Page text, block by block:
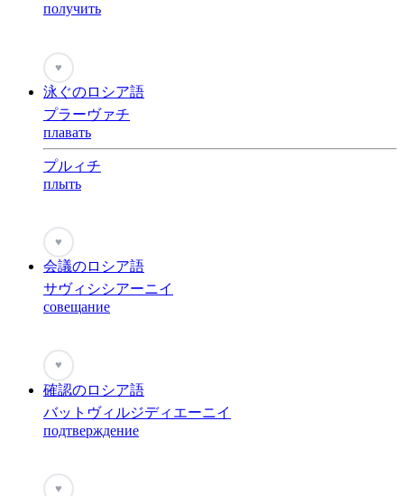
получить
♥
泳ぐのロシア語
プラーヴァチ
плавать
プルィチ
плыть
♥
会議のロシア語
サヴィシシアーニイ
совещание
♥
確認のロシア語
バットヴィルジディエーニイ
подтверждение
♥